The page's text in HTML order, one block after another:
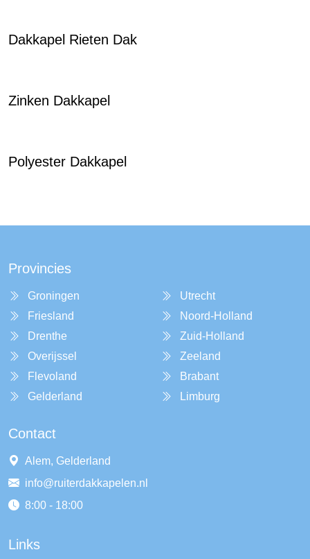
Dakkapel Rieten Dak
Zinken Dakkapel
Polyester Dakkapel
Provincies
Groningen
Friesland
Drenthe
Overijssel
Flevoland
Gelderland
Utrecht
Noord-Holland
Zuid-Holland
Zeeland
Brabant
Limburg
Contact
Alem, Gelderland
info@ruiterdakkapelen.nl
8:00 - 18:00
Links